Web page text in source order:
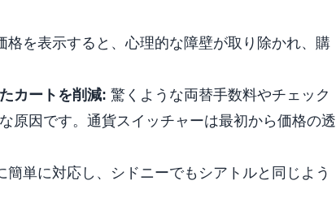
格を表示すると、心理的な障壁が取り除かれ、購
カートを削減: 驚くような両替手数料やチェック
原因です。通貨スイッチャーは最初から価格の透
簡単に対応し、シドニーでもシアトルと同じよう